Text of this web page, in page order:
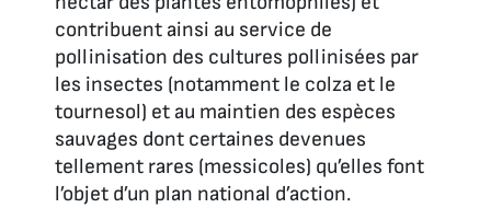
contribuent ainsi au service de
pollinisation des cultures pollinisées par
les insectes (notamment le colza et le
tournesol) et au maintien des espèces
sauvages dont certaines devenues
tellement rares (messicoles) qu’elles font
l’objet d’un plan national d’action.